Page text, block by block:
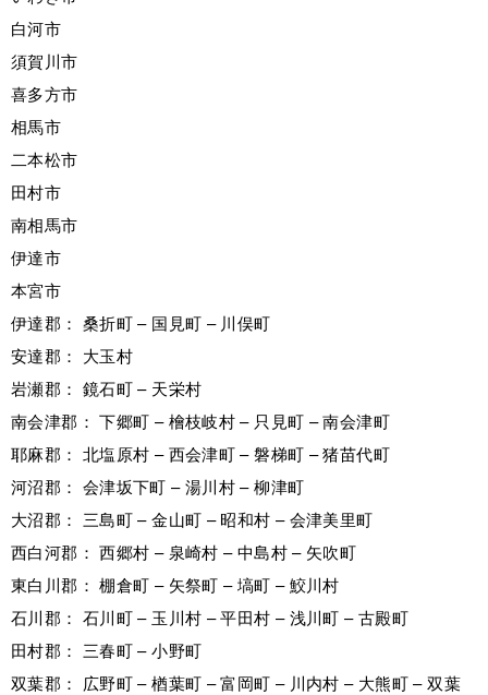
白河市
須賀川市
喜多方市
相馬市
二本松市
田村市
南相馬市
伊達市
本宮市
伊達郡： 桑折町 – 国見町 – 川俣町
安達郡： 大玉村
岩瀬郡： 鏡石町 – 天栄村
南会津郡： 下郷町 – 檜枝岐村 – 只見町 – 南会津町
耶麻郡： 北塩原村 – 西会津町 – 磐梯町 – 猪苗代町
河沼郡： 会津坂下町 – 湯川村 – 柳津町
大沼郡： 三島町 – 金山町 – 昭和村 – 会津美里町
西白河郡： 西郷村 – 泉崎村 – 中島村 – 矢吹町
東白川郡： 棚倉町 – 矢祭町 – 塙町 – 鮫川村
石川郡： 石川町 – 玉川村 – 平田村 – 浅川町 – 古殿町
田村郡： 三春町 – 小野町
双葉郡： 広野町 – 楢葉町 – 富岡町 – 川内村 – 大熊町 – 双葉